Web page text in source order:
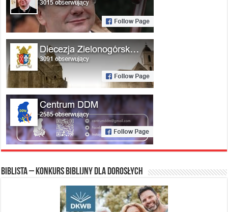
Biblista – konkurs biblijny dla dorosłych